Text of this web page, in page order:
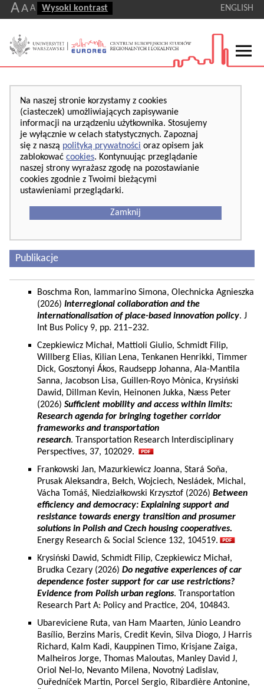
AA A Wysoki kontrast ENGLISH
Na naszej stronie korzystamy z cookies
(ciasteczek) umożliwiających zapisywanie
informacji na urządzeniu użytkownika. Stosujemy
je wyłącznie w celach statystycznych. Zapoznaj
się z naszą polityką prywatności oraz opisem jak
zablokować cookies. Kontynuując przeglądanie
naszej strony wyrażasz zgodę na pozostawianie
cookies zgodnie z Twoimi bieżącymi
ustawieniami przeglądarki.
Zamknij
Publikacje
Boschma Ron, Iammarino Simona, Olechnicka Agnieszka
(2026) Interregional collaboration and the
internationalisation of place-based innovation policy. J
Int Bus Policy 9, pp. 211–232.
Czepkiewicz Michał, Mattioli Giulio, Schmidt Filip,
Willberg Elias, Kilian Lena, Tenkanen Henrikki, Timmer
Dick, Gosztonyi Ákos, Raudsepp Johanna, Ala-Mantila
Sanna, Jacobson Lisa, Guillen-Royo Mònica, Krysiński
Dawid, Dillman Kevin, Heinonen Jukka, Næss Peter
(2026) Sufficient mobility and access within limits:
Research agenda for bringing together corridor
frameworks and transportation
research. Transportation Research Interdisciplinary
Perspectives, 37, 102029.
Frankowski Jan, Mazurkiewicz Joanna, Stará Soňa,
Prusak Aleksandra, Bełch, Wojciech, Nesládek, Michal,
Vácha Tomáš, Niedziałkowski Krzysztof (2026) Between
efficiency and democracy: Explaining support and
resistance towards energy transition and prosumer
solutions in Polish and Czech housing cooperatives.
Energy Research & Social Science 132, 104519.
Krysiński Dawid, Schmidt Filip, Czepkiewicz Michał,
Brudka Cezary (2026) Do negative experiences of car
dependence foster support for car use restrictions?
Evidence from Polish urban regions. Transportation
Research Part A: Policy and Practice, 204, 104843.
Ubareviciene Ruta, van Ham Maarten, Júnio Leandro
Basílio, Berzins Maris, Credit Kevin, Silva Diogo, J Harris
Richard, Kalm Kadi, Kauppinen Timo, Krisjane Zaiga,
Malheiros Jorge, Thomas Maloutas, Manley David J,
Oriol Nel-lo, Nevanto Milena, Novotný Ladislav,
Ouředníček Martin, Porcel Sergio, Ribardière Antonine,